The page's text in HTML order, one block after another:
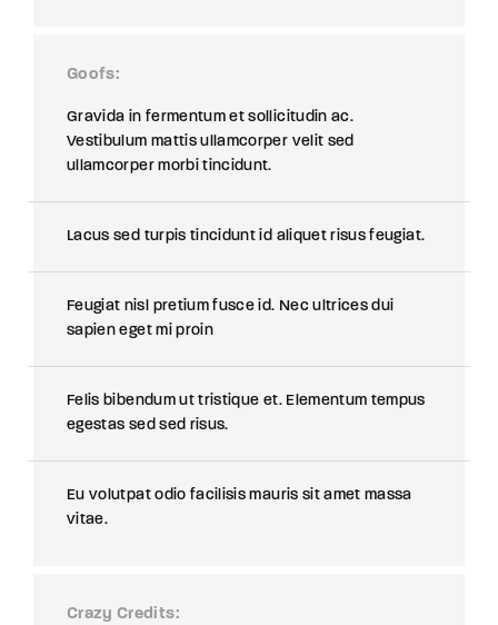
Goofs
Gravida in fermentum et sollicitudin ac.
Vestibulum mattis ullamcorper velit sed
ullamcorper morbi tincidunt.
Lacus sed turpis tincidunt id aliquet risus feugiat.
Feugiat nisl pretium fusce id. Nec ultrices dui
sapien eget mi proin
Felis bibendum ut tristique et. Elementum tempus
egestas sed sed risus.
Eu volutpat odio facilisis mauris sit amet massa
vitae.
Crazy Credits